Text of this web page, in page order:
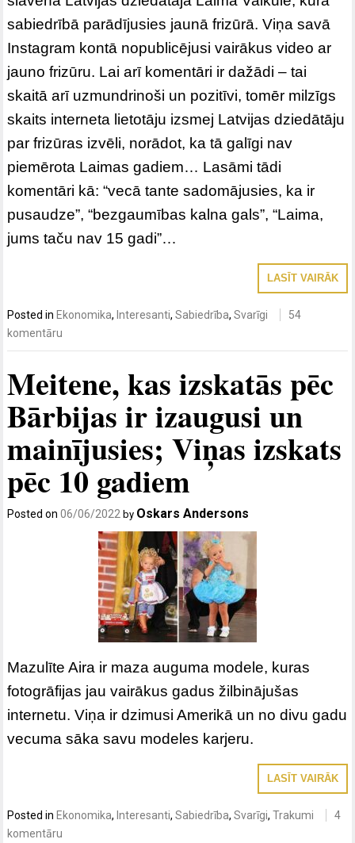
sabiedrībā parādījusies jaunā frizūrā. Viņa savā
Instagram kontā nopublicējusi vairākus video ar
jauno frizūru. Lai arī komentāri ir dažādi – tai
skaitā arī uzmundrinoši un pozitīvi, tomēr milzīgs
skaits interneta lietotāju izsmej Latvijas dziedātāju
par frizūras izvēli, norādot, ka tā galīgi nav
piemērota Laimas gadiem… Lasāmi tādi
komentāri kā: “vecā tante sadomājusies, ka ir
pusaudze”, “bezgaumības kalna gals”, “Laima,
jums taču nav 15 gadi”…
LASĪT VAIRĀK
Posted in Ekonomika, Interesanti,Sabiedrība,Svarīgi
54
komentāru
Meitene, kas izskatās pēc
Bārbijas ir izaugusi un
mainījusies; Viņas izskats
pēc 10 gadiem
Posted on06/06/2022 by Oskars Andersons
Mazulīte Aira ir maza auguma modele, kuras
fotogrāfijas jau vairākus gadus žilbinājušas
internetu. Viņa ir dzimusi Amerikā un no divu gadu
vecuma sāka savu modeles karjeru.
LASĪT VAIRĀK
Posted in Ekonomika, Interesanti,Sabiedrība,Svarīgi,Trakumi
4
komentāru